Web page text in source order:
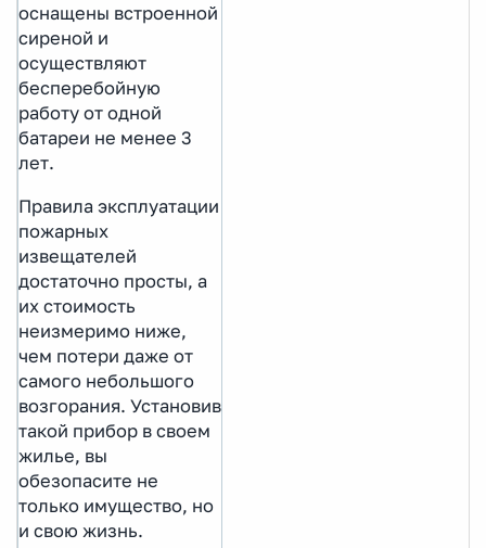
оснащены встроенной
сиреной и
осуществляют
бесперебойную
работу от одной
батареи не менее 3
лет.
Правила эксплуатации
пожарных
извещателей
достаточно просты, а
их стоимость
неизмеримо ниже,
чем потери даже от
самого небольшого
возгорания. Установив
такой прибор в своем
жилье, вы
обезопасите не
только имущество, но
и свою жизнь.